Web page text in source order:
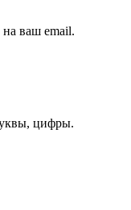
ваш email.
цифры.